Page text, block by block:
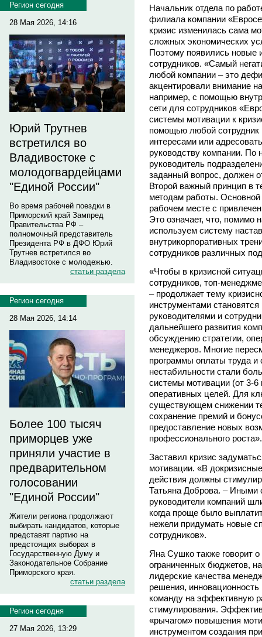
Регион сегодня
28 Мая 2026, 14:16
Юрий Трутнев
встретился во
Владивостоке с
молодогвардейцами
"Единой России"
Во время рабочей поездки в
Приморский край Зампред
Правительства РФ –
полномочный представитель
Президента РФ в ДФО Юрий
Трутнев встретился во
Владивостоке с молодежью.
статьи раздела
Регион сегодня
28 Мая 2026, 14:14
Более 100 тысяч
приморцев уже
приняли участие в
предварительном
голосовании
"Единой России"
Жители региона продолжают
выбирать кандидатов, которые
представят партию на
предстоящих выборах в
Государственную Думу и
Законодательное Собрание
Приморского края.
статьи раздела
Регион сегодня
27 Мая 2026, 13:29
Начальник отдела по
филиала компании
кризис изменилась сама
сложных экономических
Поэтому появились новые
сотрудников. «Самый
любой компании – это
акцентировали внимание
например, с помощью
сети для сотрудников
системы мотивации к
помощью любой
интересами или
руководству компании.
руководитель
заданный вопрос, должен
Второй важный принцип в
методам работы.
рабочем месте с
Это означает, что, помимо
используем систему
внутрикорпоративных
сотрудников различных
«Чтобы в кризисной
сотрудников, топ-
– продолжает тему
инструментами
руководителями и
дальнейшего развития
обсуждению стратегии,
менеджеров. Многие
программы оплаты труда и
нестабильности стали
системы мотивации (от 3-
оперативных целей. Для
существующем снижении
сохранение премий и
предоставление новых
профессионального роста».
Заставил кризис
мотивации. «В
действия должны
Татьяна Доброва. –
руководители компаний
когда проще было
нежели придумать новые
сотрудников».
Яна Сушко также говорит
ограниченных бюджетов,
лидерские качества
решения,
команду на эффективную
стимулирования.
«рычагом» повышения
инструментом создания